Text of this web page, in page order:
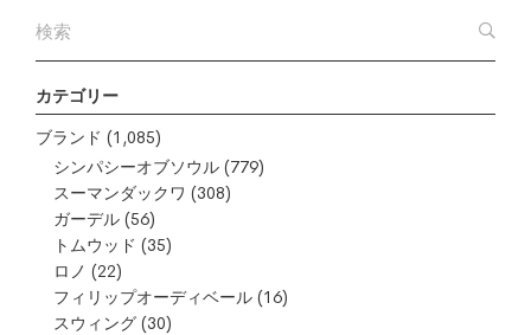
カテゴリー
ブランド (1,085)
シンパシーオブソウル (779)
スーマンダックワ (308)
ガーデル (56)
トムウッド (35)
ロノ (22)
フィリップオーディベール (16)
スウィング (30)